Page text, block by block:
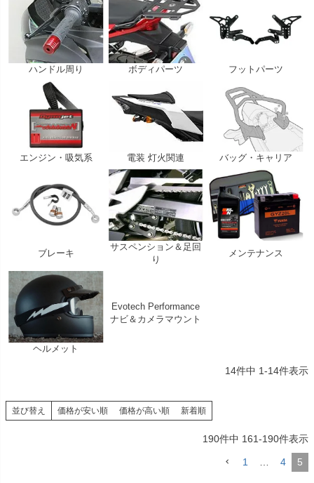
ハンドル周り ボディパーツ フットパーツ
エンジン・吸気系 電装 灯火関連 バッグ・キャリア
ブレーキ
サスペンション＆足回
り
メンテナンス
ヘルメット
Evotech Performance
ナビ＆カメラマウント
14件中 1-14件表示
並び替え 価格が安い順 価格が高い順 新着順
190件中 161-190件表示
1 4 5